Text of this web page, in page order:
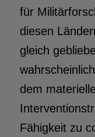
für
diesen
gleich
dem
Fähigkeit zu